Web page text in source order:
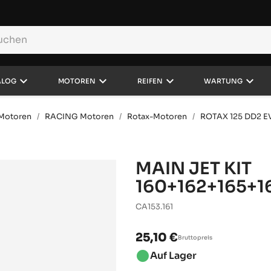
keyboard_arrow_down MOTOREN keyboard_arrow_down REIFEN keyboard_arrow_down WARTUNG keyboard_arrow_down
RACING Motoren Rotax-Motoren ROTAX 125 DD2
MAIN JET KIT
CA153.161
25,10 €Bruttopreis
brightness_1Auf Lager